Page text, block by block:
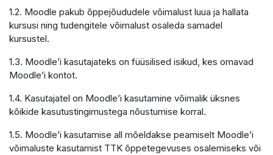
1.2. Moodle pakub õppejõududele võimalust luua ja hallata
kursusi ning tudengitele võimalust osaleda samadel
kursustel.
1.3. Moodle’i kasutajateks on füüsilised isikud, kes omavad
Moodle’i kontot.
1.4. Kasutajatel on Moodle’i kasutamine võimalik üksnes
kõikide kasutustingimustega nõustumise korral.
1.5. Moodle’i kasutamise all mõeldakse peamiselt Moodle’i
võimaluste kasutamist TTK õppetegevuses osalemiseks või